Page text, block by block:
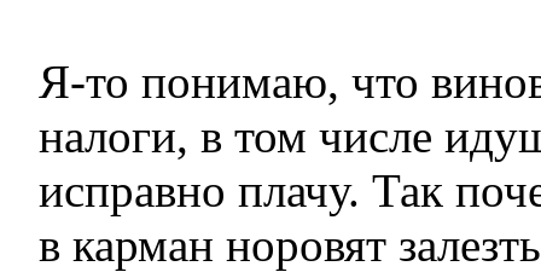
Я-то понимаю, что
налоги, в том числе
исправно плачу. Так
в карман норовят